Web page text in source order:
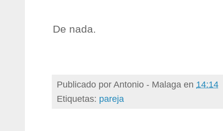
De nada.
Publicado porAntonio - Malaga en 14:14
Etiquetas: pareja